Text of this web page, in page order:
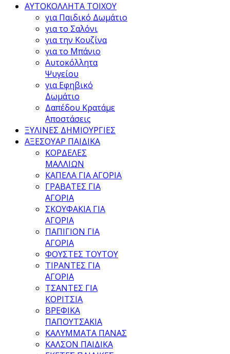
ΑΥΤΟΚΟΛΛΗΤΑ ΤΟΙΧΟΥ
για Παιδικό Δωμάτιο
για το Σαλόνι
για την Κουζίνα
για το Μπάνιο
Αυτοκόλλητα
Ψυγείου
για Εφηβικό
Δωμάτιο
Δαπέδου Κρατάμε
Αποστάσεις
ΞΥΛΙΝΕΣ ΔΗΜΙΟΥΡΓΙΕΣ
ΑΞΕΣΟΥΑΡ ΠΑΙΔΙΚΑ
ΚΟΡΔΕΛΕΣ
ΜΑΛΛΙΩΝ
ΚΑΠΕΛΑ ΓΙΑ ΑΓΟΡΙΑ
ΓΡΑΒΑΤΕΣ ΓΙΑ
ΑΓΟΡΙΑ
ΣΚΟΥΦΑΚΙΑ ΓΙΑ
ΑΓΟΡΙΑ
ΠΑΠΙΓΙΟΝ ΓΙΑ
ΑΓΟΡΙΑ
ΦΟΥΣΤΕΣ ΤΟΥΤΟΥ
ΤΙΡΑΝΤΕΣ ΓΙΑ
ΑΓΟΡΙΑ
ΤΣΑΝΤΕΣ ΓΙΑ
ΚΟΡΙΤΣΙΑ
ΒΡΕΦΙΚΑ
ΠΑΠΟΥΤΣΑΚΙΑ
ΚΑΛΥΜΜΑΤΑ ΠΑΝΑΣ
ΚΑΛΣΟΝ ΠΑΙΔΙΚΑ